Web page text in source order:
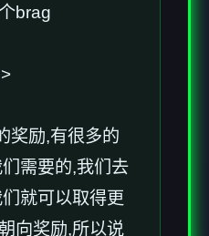
brag
奖励,有很多的
需要的,我们去
就可以取得更
向奖励,所以说